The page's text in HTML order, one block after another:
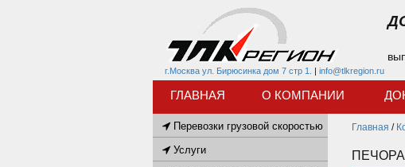
г.Москва ул. Бирюсинка дом 7 стр 1. | info@tlkregion.ru
ГЛАВНАЯ О КОМПАНИИ
Главная /
ПЕЧОРА
Перевозки грузовой скоростью
Услуги